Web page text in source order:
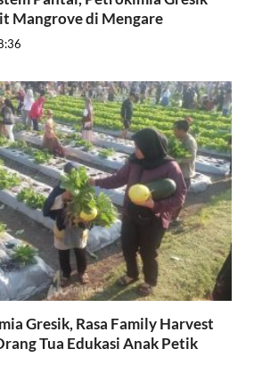
Mangrove di Mengare
Gresik, Rasa Family Harvest
Tua Edukasi Anak Petik